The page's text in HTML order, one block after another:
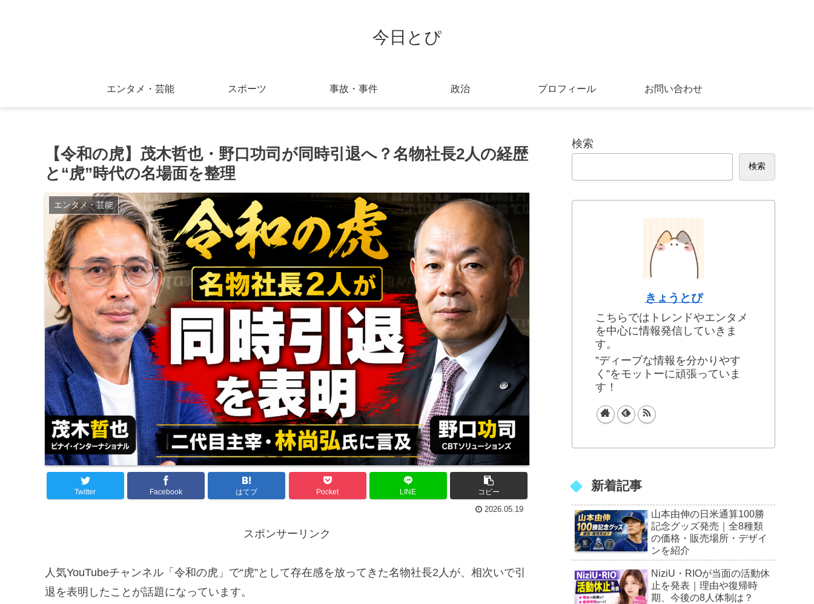
今日とぴ
エンタメ・芸能 スポーツ 事故・事件 政治 プロフィール お問い合わせ
【令和の虎】茂木哲也・野口功司が同時引退へ？名物社長2人の経歴
と“虎”時代の名場面を整理
エンタメ・芸能
Twitter Facebook はてブ Pocket LINE コピー
2026.05.19
スポンサーリンク
人気YouTubeチャンネル「令和の虎」で“虎”として存在感を放ってきた名物社長2人が、相次いで引
退を表明したことが話題になっています。
検索
検索
きょうとぴ
こちらではトレンドやエンタメ
を中心に情報発信していきま
す。
”ディープな情報を分かりやす
く”をモットーに頑張っていま
す！
新着記事
山本由伸の日米通算100勝
記念グッズ発売｜全8種類
の価格・販売場所・デザイ
ンを紹介
NiziU・RIOが当面の活動休
止を発表｜理由や復帰時
期、今後の8人体制は？